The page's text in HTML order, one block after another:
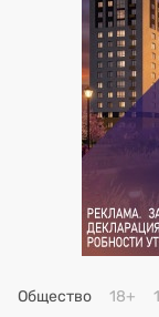
Общество 18+